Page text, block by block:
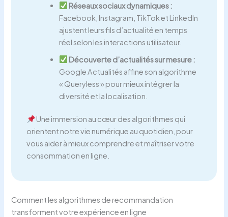
Réseaux sociaux dynamiques :
Facebook, Instagram, TikTok et LinkedIn
ajustent leurs fils d’actualité en temps
réel selon les interactions utilisateur.
Découverte d’actualités sur mesure :
Google Actualités affine son algorithme
« Queryless » pour mieux intégrer la
diversité et la localisation.
Une immersion au cœur des algorithmes qui
orientent notre vie numérique au quotidien, pour
vous aider à mieux comprendre et maîtriser votre
consommation en ligne.
Comment les algorithmes de recommandation
transforment votre expérience en ligne